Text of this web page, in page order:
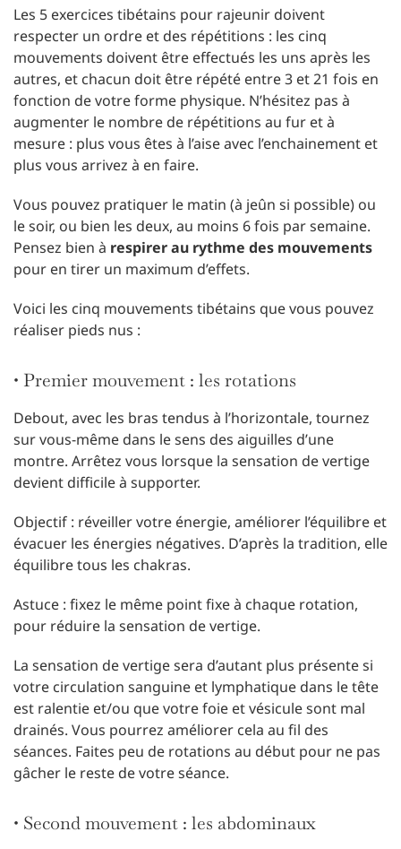
Les 5 exercices tibétains pour rajeunir doivent
respecter un ordre et des répétitions : les cinq
mouvements doivent être effectués les uns après les
autres, et chacun doit être répété entre 3 et 21 fois en
fonction de votre forme physique. N’hésitez pas à
augmenter le nombre de répétitions au fur et à
mesure : plus vous êtes à l’aise avec l’enchainement et
plus vous arrivez à en faire.
Vous pouvez pratiquer le matin (à jeûn si possible) ou
le soir, ou bien les deux, au moins 6 fois par semaine.
Pensez bien à respirer au rythme des mouvements
pour en tirer un maximum d’effets.
Voici les cinq mouvements tibétains que vous pouvez
réaliser pieds nus :
• Premier mouvement : les rotations
Debout, avec les bras tendus à l’horizontale, tournez
sur vous-même dans le sens des aiguilles d’une
montre. Arrêtez vous lorsque la sensation de vertige
devient difficile à supporter.
Objectif : réveiller votre énergie, améliorer l’équilibre et
évacuer les énergies négatives. D’après la tradition, elle
équilibre tous les chakras.
Astuce : fixez le même point fixe à chaque rotation,
pour réduire la sensation de vertige.
La sensation de vertige sera d’autant plus présente si
votre circulation sanguine et lymphatique dans le tête
est ralentie et/ou que votre foie et vésicule sont mal
drainés. Vous pourrez améliorer cela au fil des
séances. Faites peu de rotations au début pour ne pas
gâcher le reste de votre séance.
• Second mouvement : les abdominaux